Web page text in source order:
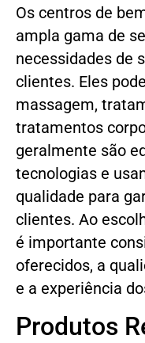
Os centros de
ampla gama de
necessidades de
clientes. Eles
massagem,
tratamentos
geralmente são
tecnologias e
qualidade para
clientes. Ao
é importante
oferecidos, a
e a experiência
Produtos